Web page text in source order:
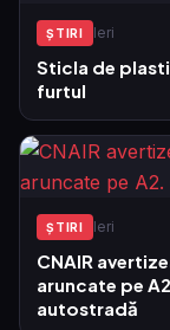
ŞTIRI Ieri
Sticla de
furtul
ŞTIRI Ieri
CNAIR
aruncate pe
autostradă